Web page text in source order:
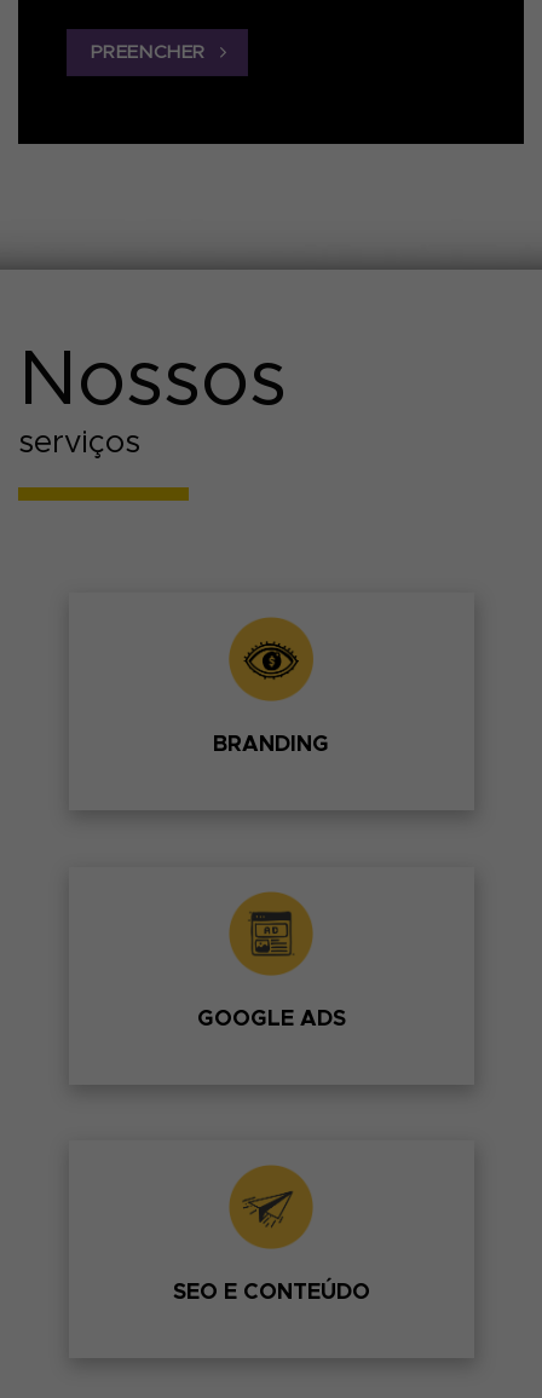
PREENCHER
Nossos
serviços
BRANDING
Criação de nome, marca, identidade visual,
manual de marca, materiais institucionais,
embalagens, endomarketing e peças para
GOOGLE ADS
Coloque sua empresa no topo das
pesquisas em poucos dias e veja resultados
já nas primeiras semanas. Campanhas de
Google Ads, campanha de rede de
pesquisa, rede display, remarketing, Google
SEO E CONTEÚDO
Destaque-se organicamente nas primeiras
posições dos sites de busca.
Estudos mostram que 70% dos cliques no
Google são em resultados orgânicos, dos
quais, 95% se concentram na primeira